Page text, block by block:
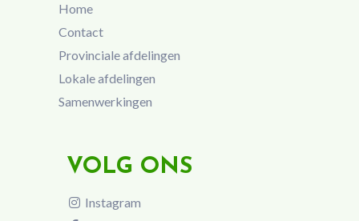
Home
Contact
Provinciale afdelingen
Lokale afdelingen
Samenwerkingen
VOLG ONS
Instagram